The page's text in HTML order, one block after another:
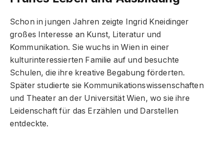
Schon in jungen Jahren zeigte Ingrid Kneidinger
großes Interesse an Kunst, Literatur und
Kommunikation. Sie wuchs in Wien in einer
kulturinteressierten Familie auf und besuchte
Schulen, die ihre kreative Begabung förderten.
Später studierte sie Kommunikationswissenschaften
und Theater an der Universität Wien, wo sie ihre
Leidenschaft für das Erzählen und Darstellen
entdeckte.